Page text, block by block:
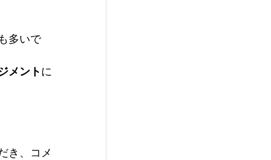
多いで
メントに
き、コメ